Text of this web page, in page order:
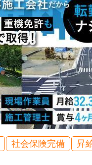
社会保険完備
昇